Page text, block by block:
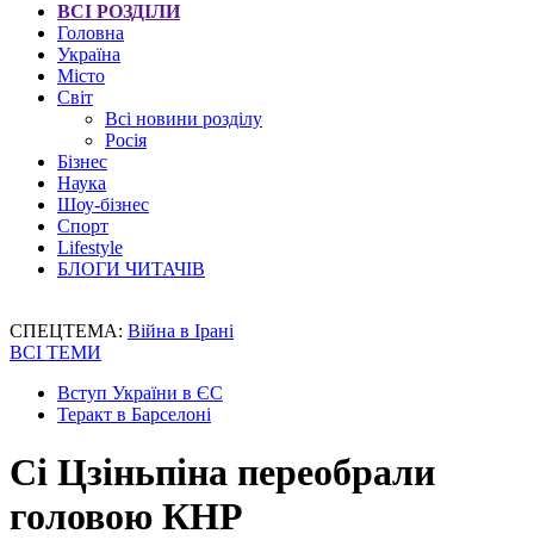
ВСІ РОЗДІЛИ
Головна
Україна
Місто
Світ
Всі новини розділу
Росія
Бізнес
Наука
Шоу-бізнес
Спорт
Lifestyle
БЛОГИ ЧИТАЧІВ
СПЕЦТЕМА: Війна в Ірані
ВСІ ТЕМИ
Вступ України в ЄС
Теракт в Барселоні
Сі Цзіньпіна переобрали
головою КНР